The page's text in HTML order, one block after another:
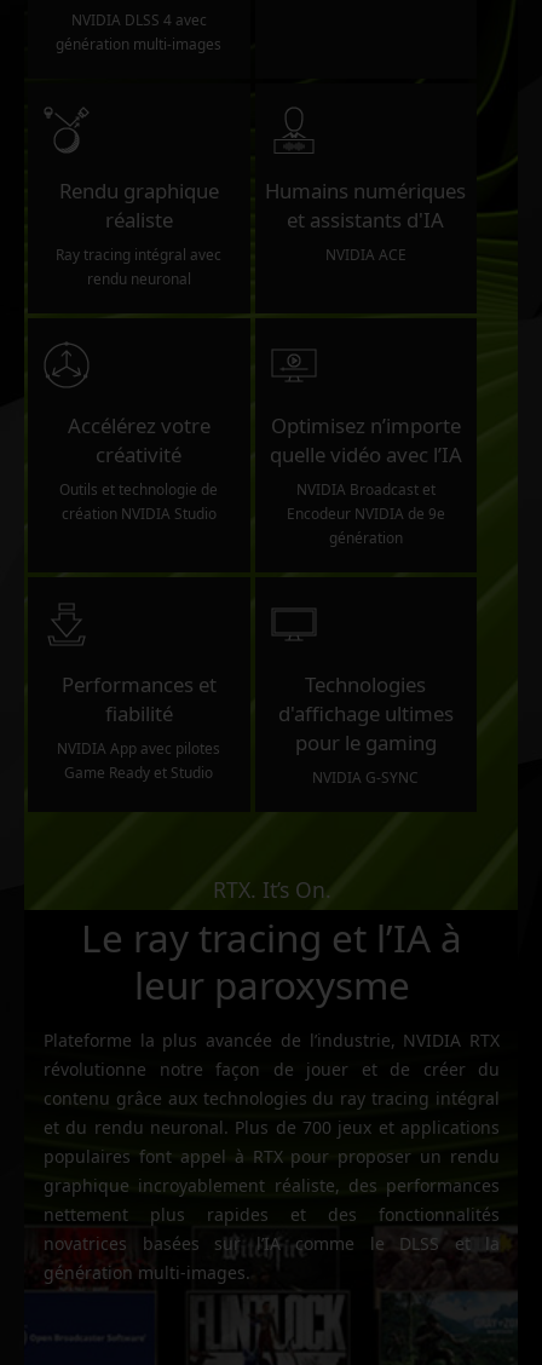
NVIDIA DLSS 4 avec
génération multi-images
Rendu graphique
réaliste
Ray tracing intégral avec
rendu neuronal
Humains numériques
et assistants d'IA
NVIDIA ACE
Accélérez votre
créativité
Outils et technologie de
création NVIDIA Studio
Optimisez n’importe
quelle vidéo avec l’IA
NVIDIA Broadcast et
Encodeur NVIDIA de 9e
génération
Performances et
fiabilité
NVIDIA App avec pilotes
Game Ready et Studio
Technologies
d'affichage ultimes
pour le gaming
NVIDIA G-SYNC
RTX. It’s On.
Le ray tracing et l’IA à
leur paroxysme
Plateforme la plus avancée de l’industrie, NVIDIA RTX
révolutionne notre façon de jouer et de créer du
contenu grâce aux technologies du ray tracing intégral
et du rendu neuronal. Plus de 700 jeux et applications
populaires font appel à RTX pour proposer un rendu
graphique incroyablement réaliste, des performances
nettement plus rapides et des fonctionnalités
novatrices basées sur l’IA comme le DLSS et la
génération multi-images.